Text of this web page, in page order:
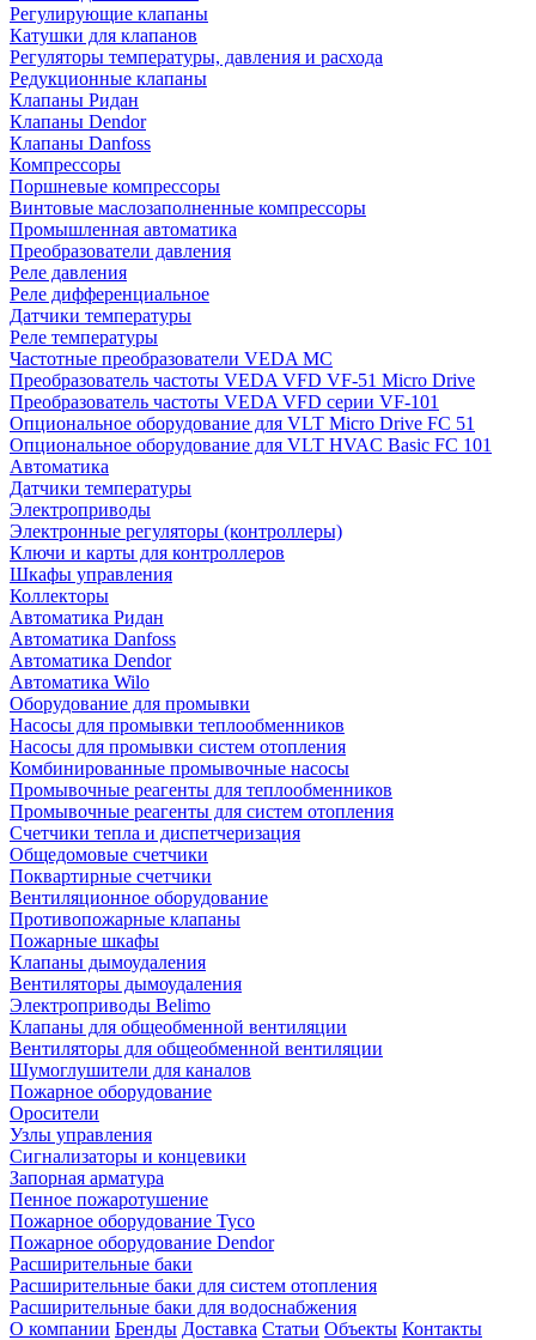
Регулирующие клапаны
Катушки для клапанов
Регуляторы температуры, давления и расхода
Редукционные клапаны
Клапаны Ридан
Клапаны Dendor
Клапаны Danfoss
Компрессоры
Поршневые компрессоры
Винтовые маслозаполненные компрессоры
Промышленная автоматика
Преобразователи давления
Реле давления
Реле дифференциальное
Датчики температуры
Реле температуры
Частотные преобразователи VEDA MC
Преобразователь частоты VEDA VFD VF-51 Micro Drive
Преобразователь частоты VEDA VFD серии VF-101
Опциональное оборудование для VLT Micro Drive FC 51
Опциональное оборудование для VLT HVAC Basic FC 101
Автоматика
Датчики температуры
Электроприводы
Электронные регуляторы (контроллеры)
Ключи и карты для контроллеров
Шкафы управления
Коллекторы
Автоматика Ридан
Автоматика Danfoss
Автоматика Dendor
Автоматика Wilo
Оборудование для промывки
Насосы для промывки теплообменников
Насосы для промывки систем отопления
Комбинированные промывочные насосы
Промывочные реагенты для теплообменников
Промывочные реагенты для систем отопления
Счетчики тепла и диспетчеризация
Общедомовые счетчики
Поквартирные счетчики
Вентиляционное оборудование
Противопожарные клапаны
Пожарные шкафы
Клапаны дымоудаления
Вентиляторы дымоудаления
Электроприводы Belimo
Клапаны для общеобменной вентиляции
Вентиляторы для общеобменной вентиляции
Шумоглушители для каналов
Пожарное оборудование
Оросители
Узлы управления
Сигнализаторы и концевики
Запорная арматура
Пенное пожаротушение
Пожарное оборудование Tyco
Пожарное оборудование Dendor
Расширительные баки
Расширительные баки для систем отопления
Расширительные баки для водоснабжения
О компании Бренды Доставка Статьи Объекты Контакты